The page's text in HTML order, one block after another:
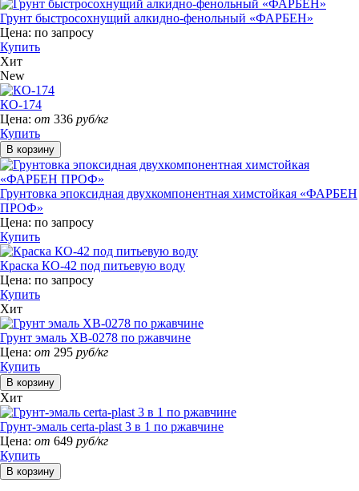
Грунт быстросохнущий алкидно-фенольный «ФАРБЕН»
Цена: по запросу
Купить
Хит
New
КО-174
Цена: от 336 руб/кг
Купить
Грунтовка эпоксидная двухкомпонентная химстойкая «ФАРБЕН
ПРОФ»
Цена: по запросу
Купить
Краска КО-42 под питьевую воду
Цена: по запросу
Купить
Хит
Грунт эмаль ХВ-0278 по ржавчине
Цена: от 295 руб/кг
Купить
Хит
Грунт-эмаль certa-plast 3 в 1 по ржавчине
Цена: от 649 руб/кг
Купить